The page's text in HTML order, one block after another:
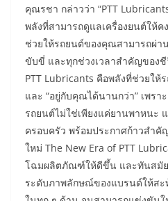
คุณรชา กล่าวว่า “PTT
พลังที่สามารถดูแลเครื่องยนต์ให้
ช่วยให้รถยนต์ของคุณสามารถผ่า
ขับขี่ และทุกช่วงเวลาสำคัญของ
PTT Lubricants คือพลังที่ช่วยให้
และ “อยู่กับคุณได้นานกว่า” เพร
รถยนต์ไม่ใช่เพียงแค่ยานพาหนะ
ครอบครัว พร้อมประกาศก้าวสำ
ใหม่ The New Era of PTT
โฉมผลิตภัณฑ์ให้ดีขึ้น และทันสมั
ระดับภาพลักษณ์ของแบรนด์ให้ส